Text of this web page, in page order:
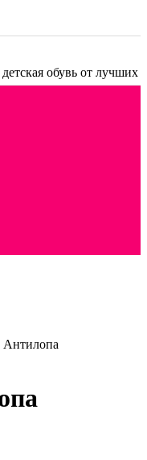
детская обувь от лучших
Антилопа